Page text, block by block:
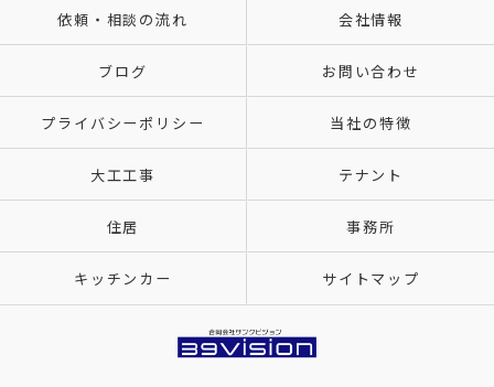
依頼・相談の流れ 会社情報
ブログ お問い合わせ
プライバシーポリシー 当社の特徴
大工工事 テナント
住居 事務所
キッチンカー サイトマップ